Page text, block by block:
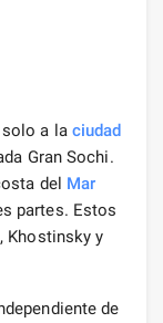
solo a la ciudad
Gran Sochi.
del Mar
partes. Estos
Khostinsky y
de